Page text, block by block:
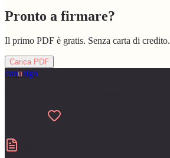
Pronto a firmare?
Il primo PDF è gratis. Senza carta di credito.
Carica PDF
canusign